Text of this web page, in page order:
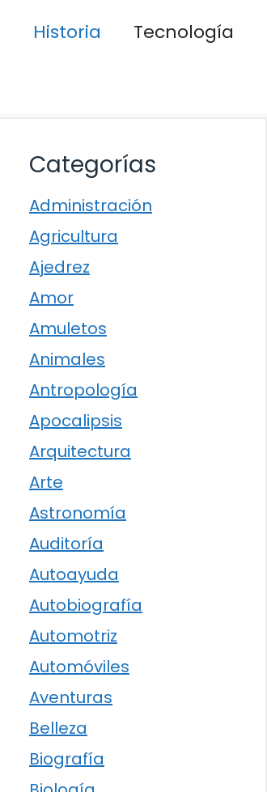
Historia
Tecnología
Categorías
Administración
Agricultura
Ajedrez
Amor
Amuletos
Animales
Antropología
Apocalipsis
Arquitectura
Arte
Astronomía
Auditoría
Autoayuda
Autobiografía
Automotriz
Automóviles
Aventuras
Belleza
Biografía